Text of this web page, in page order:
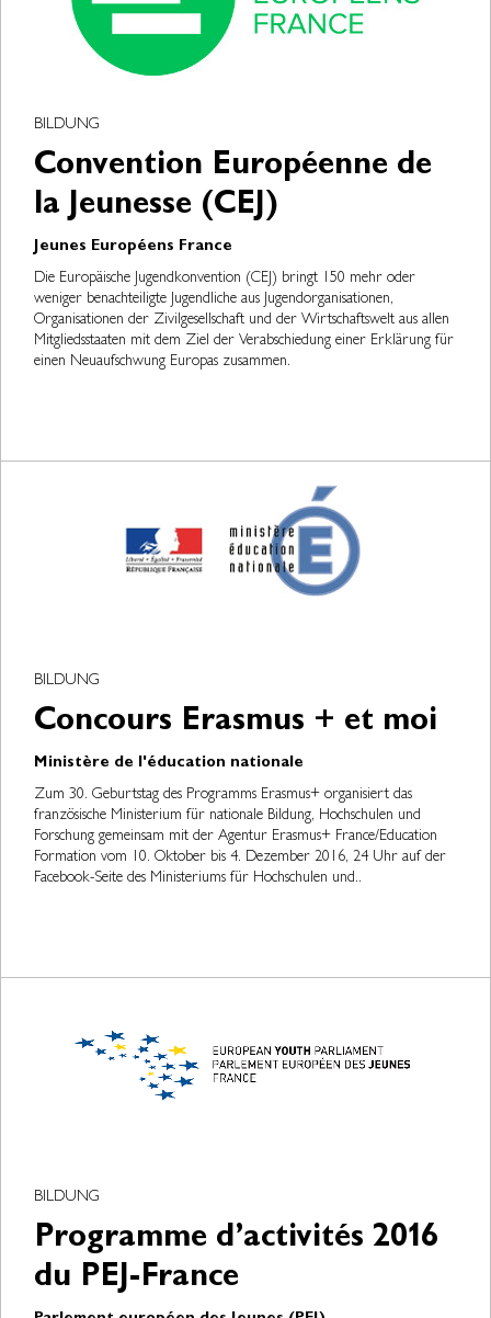
BILDUNG
Convention Européenne de
la Jeunesse (CEJ)
Jeunes Européens France
Die Europäische Jugendkonvention (CEJ) bringt 150 mehr oder
weniger benachteiligte Jugendliche aus Jugendorganisationen,
Organisationen der Zivilgesellschaft und der Wirtschaftswelt aus allen
Mitgliedsstaaten mit dem Ziel der Verabschiedung einer Erklärung für
einen Neuaufschwung Europas zusammen.
BILDUNG
Concours Erasmus + et moi
Ministère de l'éducation nationale
Zum 30. Geburtstag des Programms Erasmus+ organisiert das
französische Ministerium für nationale Bildung, Hochschulen und
Forschung gemeinsam mit der Agentur Erasmus+ France/Education
Formation vom 10. Oktober bis 4. Dezember 2016, 24 Uhr auf der
Facebook-Seite des Ministeriums für Hochschulen und..
BILDUNG
Programme d’activités 2016
du PEJ-France